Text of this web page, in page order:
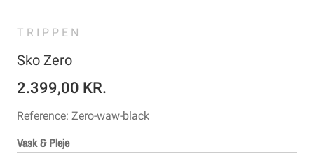
TRIPPEN
Sko Zero
2.399,00 KR.
Reference: Zero-waw-black
Vask & Pleje